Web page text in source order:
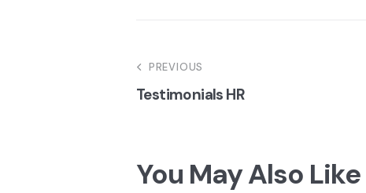
Navegação
de
artigos
PREVIOUS
Testimonials HR
You May Also Like